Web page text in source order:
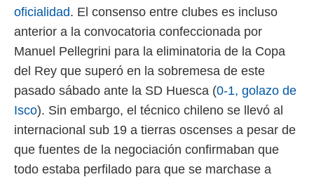
de
un
o acceder
datos
perfiles
oficialidad. El consenso entre clubes es incluso
anterior a la convocatoria confeccionada por
Manuel Pellegrini para la eliminatoria de la Copa
del Rey que superó en la sobremesa de este
pasado sábado ante la SD Huesca (0-1, golazo de
Isco). Sin embargo, el técnico chileno se llevó al
internacional sub 19 a tierras oscenses a pesar de
que fuentes de la negociación confirmaban que
todo estaba perfilado para que se marchase a